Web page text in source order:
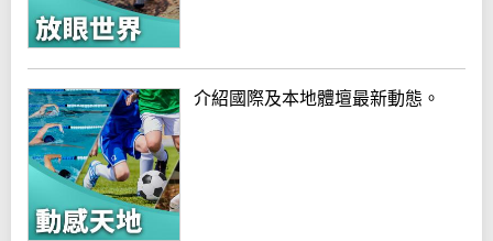
介紹國際及本地體壇最新動態。